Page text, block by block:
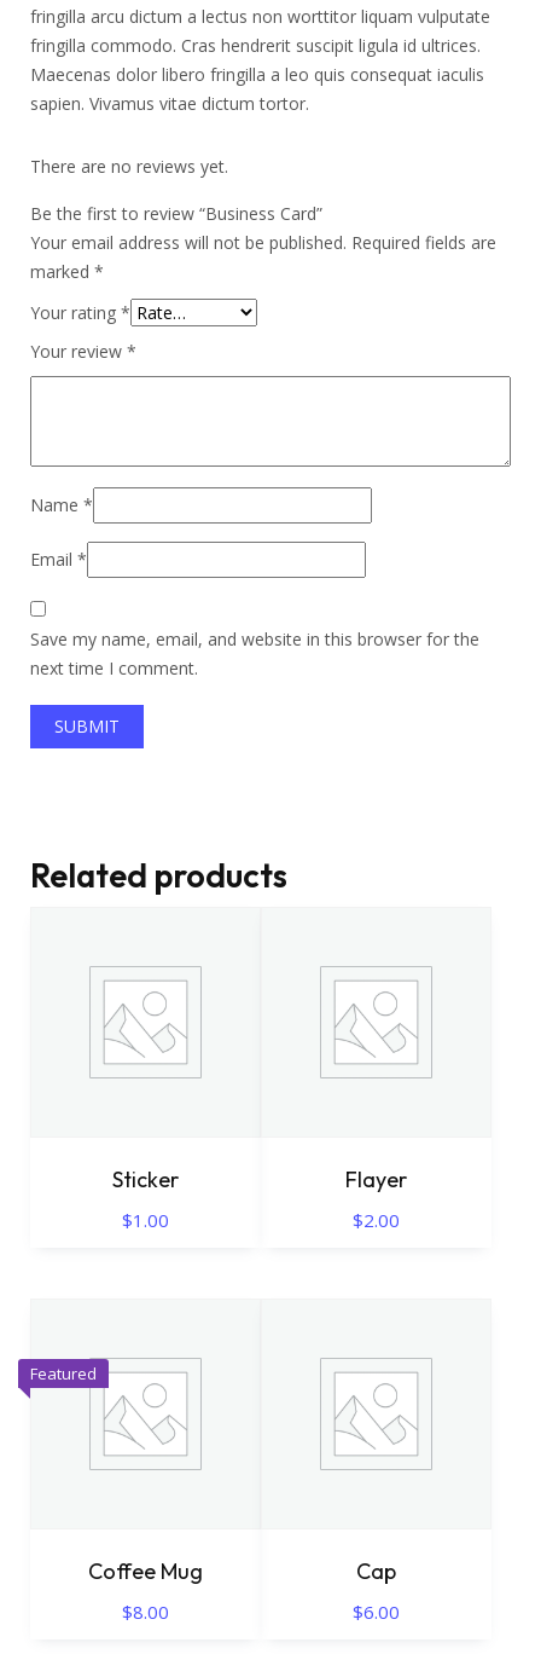
fringilla arcu dictum a lectus non worttitor liquam vulputate
fringilla commodo. Cras hendrerit suscipit ligula id ultrices.
Maecenas dolor libero fringilla a leo quis consequat iaculis
sapien. Vivamus vitae dictum tortor.
There are no reviews yet.
Be the first to review “Business Card”
Your email address will not be published. Required fields are
marked *
Your rating *
Your review *
Name *
Email *
Save my name, email, and website in this browser for the
next time I comment.
Related products
Sticker
$1.00
Flayer
$2.00
Featured
Coffee Mug
$8.00
Cap
$6.00